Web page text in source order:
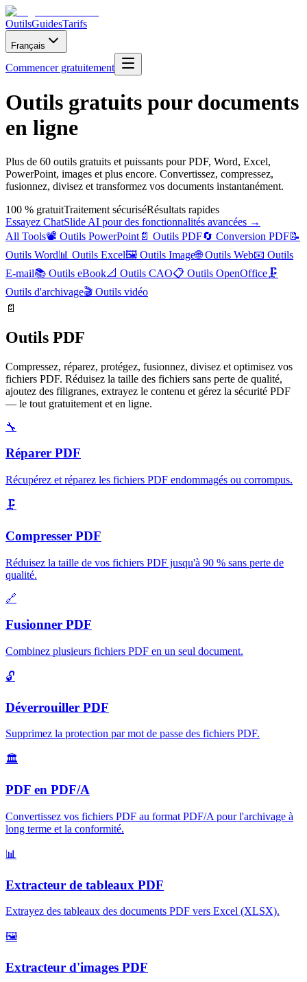
OutilsGuidesTarifs
Français
Commencer gratuitement
Outils gratuits pour documents
en ligne
Plus de 60 outils gratuits et puissants pour PDF, Word, Excel,
PowerPoint, images et plus encore. Convertissez, compressez,
fusionnez, divisez et transformez vos documents instantanément.
100 % gratuitTraitement sécuriséRésultats rapides
Essayez ChatSlide AI pour des fonctionnalités avancées →
All Tools📽️ Outils PowerPoint 📄 Outils PDF🔄 Conversion PDF📝
Outils Word📊 Outils Excel🖼️ Outils Image🌐 Outils Web📧 Outils
E-mail📚 Outils eBook📐 Outils CAO📋 Outils OpenOffice🗜️
Outils d'archivage🎬 Outils vidéo
📄
Outils PDF
Compressez, réparez, protégez, fusionnez, divisez et optimisez vos
fichiers PDF. Réduisez la taille des fichiers sans perte de qualité,
ajoutez des filigranes, extrayez le contenu et gérez la sécurité PDF
— le tout gratuitement et en ligne.
🔧
Réparer PDF
Récupérez et réparez les fichiers PDF endommagés ou corrompus.
🗜️
Compresser PDF
Réduisez la taille de vos fichiers PDF jusqu'à 90 % sans perte de
qualité.
🔗
Fusionner PDF
Combinez plusieurs fichiers PDF en un seul document.
🔓
Déverrouiller PDF
Supprimez la protection par mot de passe des fichiers PDF.
🏛️
PDF en PDF/A
Convertissez vos fichiers PDF au format PDF/A pour l'archivage à
long terme et la conformité.
📊
Extracteur de tableaux PDF
Extrayez des tableaux des documents PDF vers Excel (XLSX).
🖼️
Extracteur d'images PDF